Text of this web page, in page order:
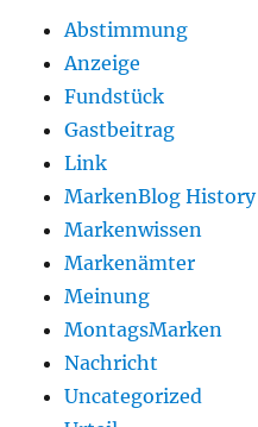
Abstimmung
Anzeige
Fundstück
Gastbeitrag
Link
MarkenBlog History
Markenwissen
Markenämter
Meinung
MontagsMarken
Nachricht
Uncategorized